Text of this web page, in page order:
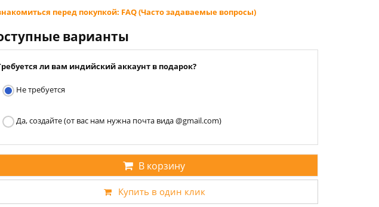
перед покупкой: FAQ (Часто задаваемые вопросы)
варианты
ли вам индийский аккаунт в подарок?
Не требуется
Да, создайте (от вас нам нужна почта вида @gmail.com)
В корзину
Купить в один клик